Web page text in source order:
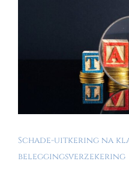
Schade-uitkering na
beleggingsverzekering